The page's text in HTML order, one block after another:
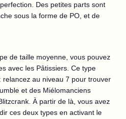
Des petites parts sont
sous la forme de PO, et de
de taille moyenne, vous pouvez
avec les Pâtissiers. Ce type
relancez au niveau 7 pour trouver
et des Miélomanciens
À partir de là, vous avez
ces deux types en activant le